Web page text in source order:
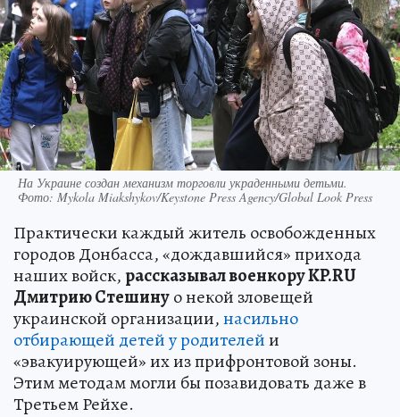
На Украине создан механизм торговли украденными детьми.
Фото: Mykola Miakshykov/Keystone Press Agency/Global Look Press
Практически каждый житель освобожденных
городов Донбасса, «дождавшийся» прихода
наших войск,рассказывал военкору KP.RU
Дмитрию Стешинуо некой зловещей
украинской организации,насильно
отбирающей детей у родителейи
«эвакуирующей» их из прифронтовой зоны.
Этим методам могли бы позавидовать даже в
Третьем Рейхе.